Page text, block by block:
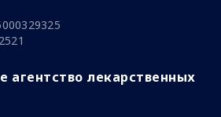
агентство лекарственных